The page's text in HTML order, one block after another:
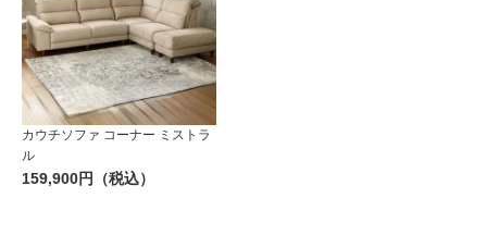
カウチソファ コーナー ミストラ
ル
159,900円（税込）